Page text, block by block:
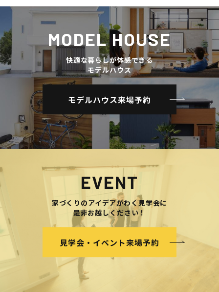
MODEL HOUSE
快適な暮らしが体感できる
モデルハウス
モデルハウス来場予約
EVENT
家づくりのアイデアがわく見学会に
是非お越しください！
見学会・イベント来場予約